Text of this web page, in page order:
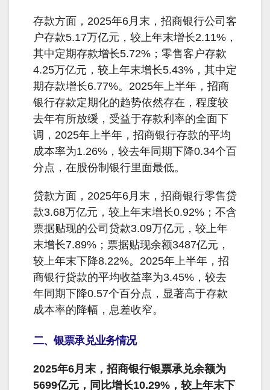
存款方面，2025年6月末，招商银行公司客
户存款5.17万亿元，较上年末增长2.11%，
其中定期存款增长5.72%；零售客户存款
4.25万亿元，较上年末增长5.43%，其中定
期存款增长6.77%。2025年上半年，招商
银行存款定期化的趋势依然存在，程度较
去年有所放缓，受益于存款利率的全面下
调，2025年上半年，招商银行存款的平均
成本率为1.26%，较去年同期下降0.34个百
分点，在股份制银行里面最低。
贷款方面，2025年6月末，招商银行零售贷
款3.68万亿元，较上年末增长0.92%；不含
票据贴现的公司贷款3.09万亿元，较上年
末增长7.89%；票据贴现余额3487亿元，
较上年末下降8.22%。2025年上半年，招
商银行贷款的平均收益率为3.45%，较去
年同期下降0.57个百分点，显著高于存款
成本率的降幅，息差收窄。
二、银票承兑业务情况
2025年6月末，招商银行银票承兑余额为
5699亿元，同比增长10.29%，较上年末下